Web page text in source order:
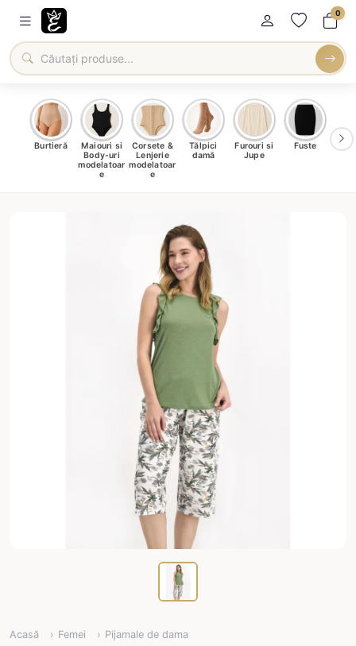
0
Burtieră
Maiouri si
Body-uri
modelatoar
e
Corsete &
Lenjerie
modelatoar
e
Tălpici
damă
Furouri si
Jupe
Fuste
Acasă Femei Pijamale de dama